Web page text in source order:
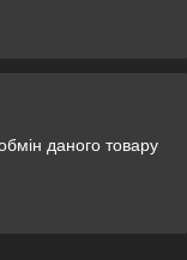
даного товару